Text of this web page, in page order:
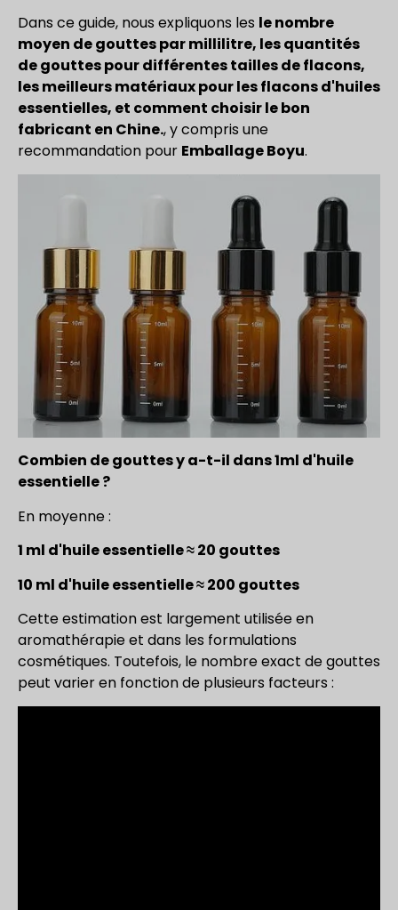
Dans ce guide, nous expliquons les le nombre
moyen de gouttes par millilitre, les quantités
de gouttes pour différentes tailles de flacons,
les meilleurs matériaux pour les flacons d'huiles
essentielles, et comment choisir le bon
fabricant en Chine., y compris une
recommandation pour Emballage Boyu.
Combien de gouttes y a-t-il dans 1ml d'huile
essentielle ?
En moyenne :
1 ml d'huile essentielle ≈ 20 gouttes
10 ml d'huile essentielle ≈ 200 gouttes
Cette estimation est largement utilisée en
aromathérapie et dans les formulations
cosmétiques. Toutefois, le nombre exact de gouttes
peut varier en fonction de plusieurs facteurs :